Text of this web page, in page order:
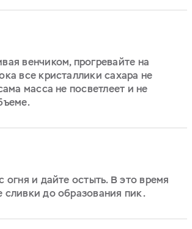
венчиком, прогревайте на
все кристаллики сахара не
масса не посветлеет и не
огня и дайте остыть. В это время
сливки до образования пик.